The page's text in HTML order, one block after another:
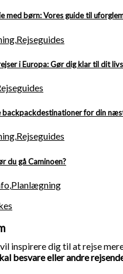
med børn: Vores guide til
Rejseguides
i Europa: Gør dig klar til dit
backpackdestinationer for din
,Rejseguides
du gå Caminoen?
Planlægning
inspirere dig til at rejse
besvare eller andre